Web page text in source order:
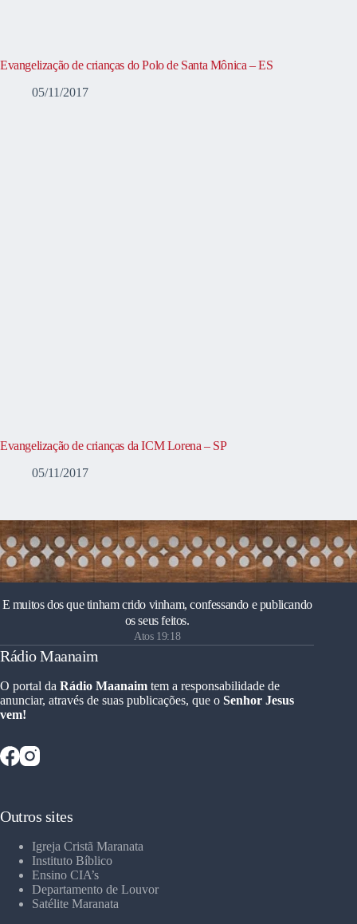
Evangelização de crianças do Polo de Santa Mônica – ES
05/11/2017
Evangelização de crianças da ICM Lorena – SP
05/11/2017
E muitos dos que tinham crido vinham, confessando e publicando
os seus feitos.
Atos 19:18
Rádio Maanaim
O portal da Rádio Maanaim tem a responsabilidade de
anunciar, através de suas publicações, que o Senhor Jesus
vem!
Outros sites
Igreja Cristã Maranata
Instituto Bíblico
Ensino CIA’s
Departamento de Louvor
Satélite Maranata